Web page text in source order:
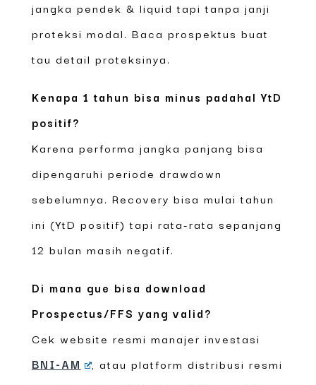
jangka pendek & liquid tapi tanpa janji
proteksi modal. Baca prospektus buat
tau detail proteksinya.
Kenapa 1 tahun bisa minus padahal YtD
positif?
Karena performa jangka panjang bisa
dipengaruhi periode drawdown
sebelumnya. Recovery bisa mulai tahun
ini (YtD positif) tapi rata-rata sepanjang
12 bulan masih negatif.
Di mana gue bisa download
Prospectus/FFS yang valid?
Cek website resmi manajer investasi
BNI-AM
, atau platform distribusi resmi